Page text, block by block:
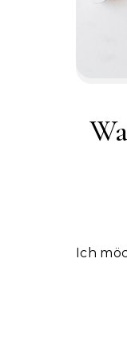
Ich